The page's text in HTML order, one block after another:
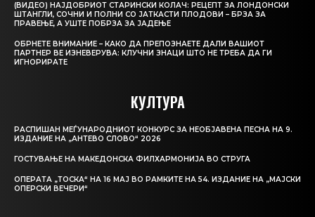
(ВИДЕО) НАЈДОБРИОТ СТАРИНСКИ КОЛАЧ: РЕЦЕПТ ЗА ЛОНДОНСКИ
ШТАНГЛИ, СОЧНИ И ПОЛНИ СО ЈАТКАСТИ ПЛОДОВИ – БРЗА ЗА
ПРАВЕЊЕ, А УШТЕ ПОБРЗА ЗА ЈАДЕЊЕ
ОБРНЕТЕ ВНИМАНИЕ – КАКО ДА ПРЕПОЗНАЕТЕ ДАЛИ ВАШИОТ
ПАРТНЕР ВЕ ИЗНЕВЕРУВА: КЛУЧНИ ЗНАЦИ ШТО НЕ ТРЕБА ДА ГИ
ИГНОРИРАТЕ
КУЛТУРА
РАСПИШАН МЕЃУНАРОДНИОТ КОНКУРС ЗА НЕОБЈАВЕНА ПЕСНА НА 9.
ИЗДАНИЕ НА „АНТЕВО СЛОВО“ 2026
ГОСТУВАЊЕ НА МАКЕДОНСКА ФИЛХАРМОНИЈА ВО СТРУГА
ОПЕРАТА „ТОСКА“ НА 16 МАЈ ВО РАМКИТЕ НА 54. ИЗДАНИЕ НА „МАЈСКИ
ОПЕРСКИ ВЕЧЕРИ“